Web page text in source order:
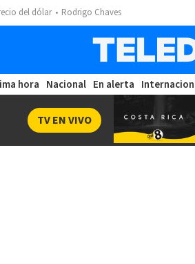
del dólar Rodrigo Chaves
hora Nacional En alerta
TV EN VIVO